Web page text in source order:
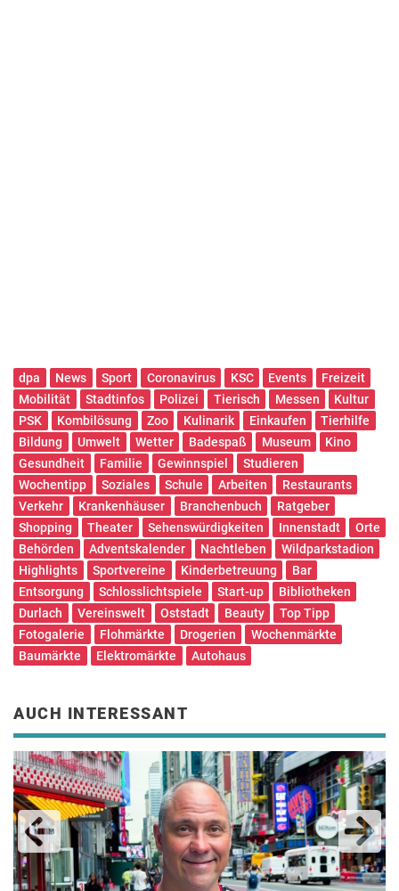
dpa News Sport Coronavirus KSC Events
Freizeit
Mobilität
Stadtinfos Polizei Tierisch Messen
Kultur
PSK
Kombilösung Zoo Kulinarik Einkaufen
Tierhilfe
Bildung
Umwelt Wetter Badespaß Museum
Kino
Gesundheit
Familie Gewinnspiel
Studieren
Wochentipp
Soziales Schule Arbeiten
Restaurants
Verkehr
Krankenhäuser Branchenbuch
Ratgeber
Shopping
Theater Sehenswürdigkeiten Innenstadt
Orte
Behörden
Adventskalender Nachtleben
Wildparkstadion
Highlights
Sportvereine Kinderbetreuung
Bar
Entsorgung
Schlosslichtspiele Start-up
Bibliotheken
Durlach
Vereinswelt Oststadt Beauty
Top Tipp
Fotogalerie
Flohmärkte Drogerien
Wochenmärkte
Baumärkte
Elektromärkte Autohaus
AUCH INTERESSANT